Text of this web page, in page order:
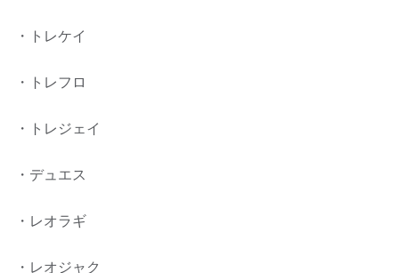
・トレケイ
・トレフロ
・トレジェイ
・デュエス
・レオラギ
・レオジャク